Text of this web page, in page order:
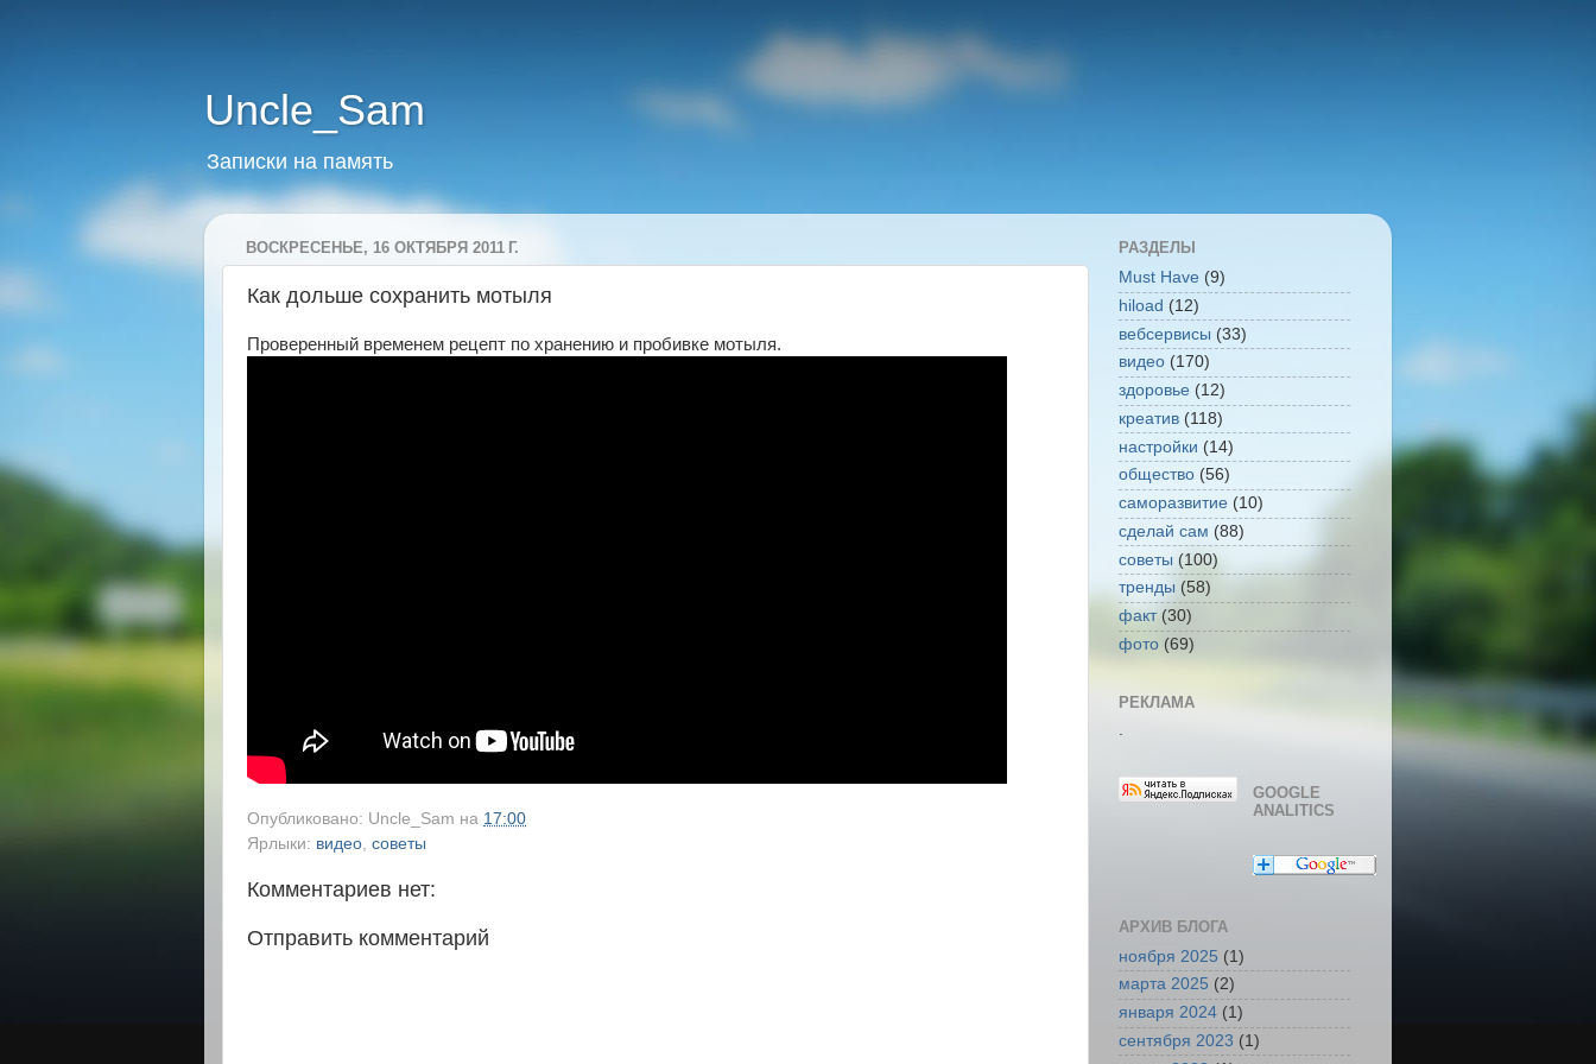
Uncle_Sam
Записки на память
ВОСКРЕСЕНЬЕ, 16 ОКТЯБРЯ 2011 Г.
Как дольше сохранить мотыля
Проверенный временем рецепт по хранению и пробивке мотыля.
Опубликовано: Uncle_Sam на 17:00
Ярлыки: видео советы
Комментариев нет:
Отправить комментарий
РАЗДЕЛЫ
Must Have (9)
hiload (12)
вебсервисы (33)
видео (170)
здоровье (12)
креатив (118)
настройки (14)
общество (56)
саморазвитие (10)
сделай сам (88)
советы (100)
тренды (58)
факт (30)
фото (69)
РЕКЛАМА
GOOGLE
ANALITICS
АРХИВ БЛОГА
ноября 2025 (1)
марта 2025 (2)
января 2024 (1)
сентября 2023 (1)